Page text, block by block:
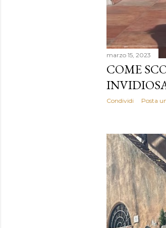
marzo 15, 2023
COME
Condividi Posta